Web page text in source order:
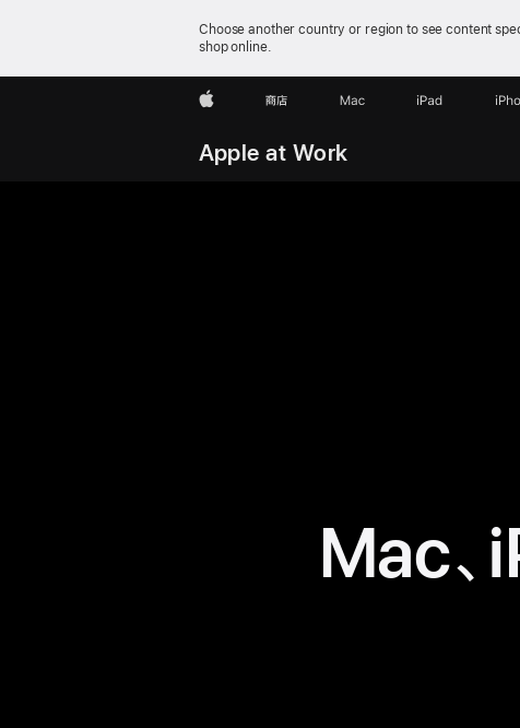
Choose another country or region to see content
shop online.
Apple 商店 Mac iPad
Apple at Work
Mac